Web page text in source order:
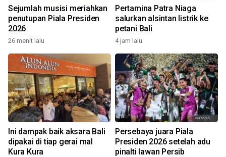
Sejumlah musisi meriahkan
penutupan Piala Presiden
2026
26 menit lalu
Pertamina Patra Niaga
salurkan alsintan listrik ke
petani Bali
4 jam lalu
Ini dampak baik aksara Bali
dipakai di tiap gerai mal
Kura Kura
Persebaya juara Piala
Presiden 2026 setelah adu
pinalti lawan Persib